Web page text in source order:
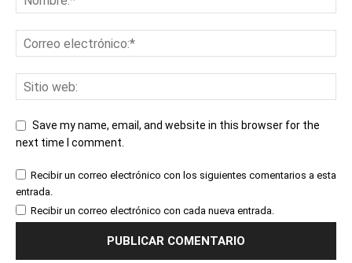
Save my name, email, and website in this browser for the
next time I comment.
Recibir un correo electrónico con los siguientes comentarios a esta
entrada.
Recibir un correo electrónico con cada nueva entrada.